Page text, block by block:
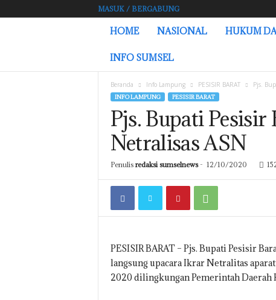
MASUK / BERGABUNG
U
HOME NASIONAL HUKUM
INFO SUMSEL
Beranda Info Lampung PESISIR BARAT Pjs.
INFO LAMPUNG PESISIR BARAT
Pjs. Bupati
Netralisas ASN
Penulis redaksi sumselnews- 12/10/2020
PESISIR BARAT – Pjs. Bupati Pesisir
langsung upacara Ikrar Netralitas
2020 dilingkungan Pemerintah Daerah